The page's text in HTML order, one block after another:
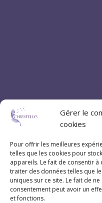
Gérer le
cookies
Pour offrir les meilleures
telles que les cookies pour
appareils. Le fait de consentir
traiter des données telles que
uniques sur ce site. Le fait de
consentement peut avoir un
et fonctions.